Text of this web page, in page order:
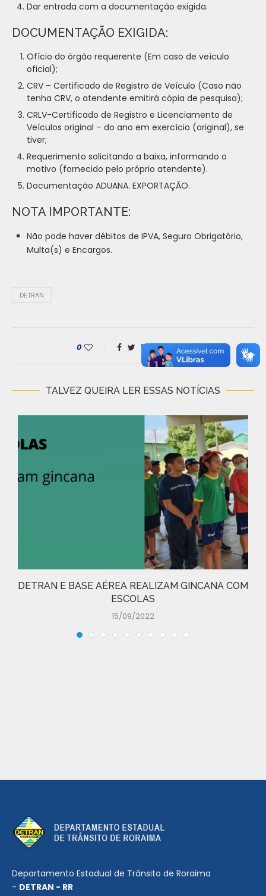
Dar entrada com a documentação exigida.
DOCUMENTAÇÃO EXIGIDA:
Ofício do órgão requerente (Em caso de veículo
oficial);
CRV – Certificado de Registro de Veículo (Caso não
tenha CRV, o atendente emitirá cópia de pesquisa);
CRLV-Certificado de Registro e Licenciamento de
Veículos original – do ano em exercício (original), se
tiver;
Requerimento solicitando a baixa, informando o
motivo (fornecido pelo próprio atendente).
Documentação ADUANA. EXPORTAÇÃO.
NOTA IMPORTANTE:
Não pode haver débitos de IPVA, Seguro Obrigatório,
Multa(s) e Encargos.
DETRAN
0
TALVEZ QUEIRA LER ESSAS NOTÍCIAS
DETRAN E BASE AÉREA REALIZAM GINCANA COM
ESCOLAS
15/09/2022
Departamento Estadual de Trânsito de Roraima
- DETRAN - RR